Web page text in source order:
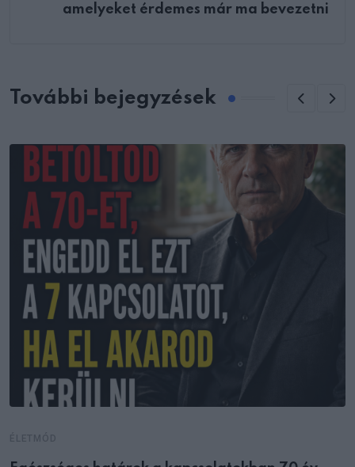
amelyeket érdemes már ma bevezetni
További bejegyzések